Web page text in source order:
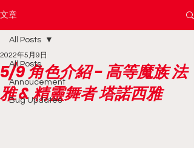
文章
All Posts
Annoucement
Bug Updates
All Posts
5/9 角色介紹 - 高等魔族 法
雅 & 精靈舞者 塔諾西雅
2022年5月9日